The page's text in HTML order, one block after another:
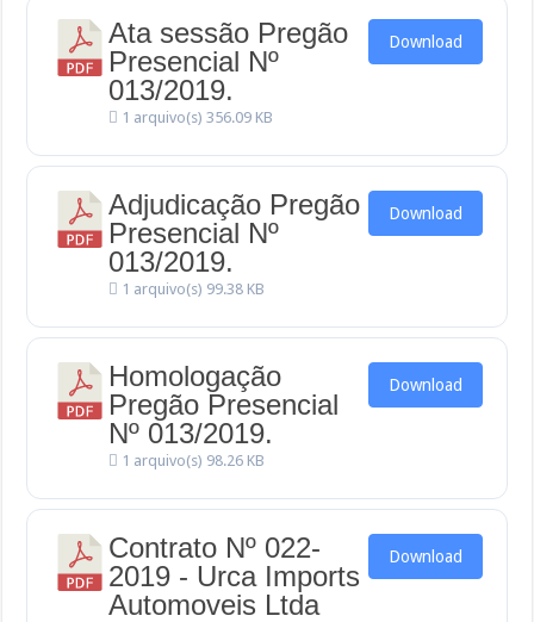
Ata sessão Pregão
Presencial Nº
013/2019.
1 arquivo(s)356.09 KB
Download
Adjudicação Pregão
Presencial Nº
013/2019.
1 arquivo(s) 99.38 KB
Download
Homologação
Pregão Presencial
Nº 013/2019.
1 arquivo(s) 98.26 KB
Download
Contrato Nº 022-
2019 - Urca Imports
Automoveis Ltda
Download